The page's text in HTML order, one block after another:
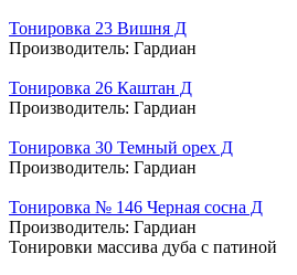
Тонировка 23 Вишня Д
Производитель: Гардиан
Тонировка 26 Каштан Д
Производитель: Гардиан
Тонировка 30 Темный орех Д
Производитель: Гардиан
Тонировка № 146 Черная сосна Д
Производитель: Гардиан
Тонировки массива дуба с патиной